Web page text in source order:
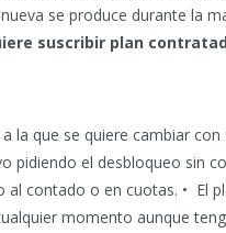
se produce durante la
suscribir plan
la que se quiere cambiar
pidiendo el desbloqueo sin
al contado o en cuotas. • El
momento aunque